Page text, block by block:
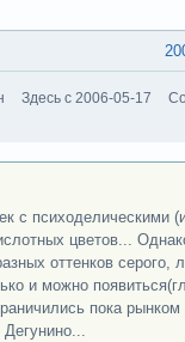
Здесь с 2006-05-17
с психоделическими
цветов...
оттенков серого,
и можно
пока